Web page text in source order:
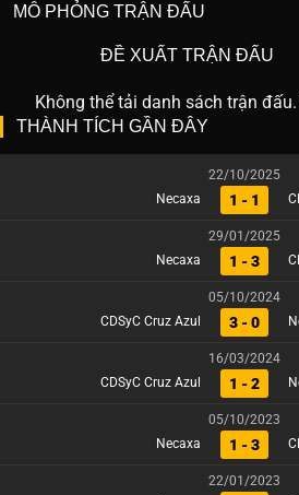
MÔ PHỎNG TRẬN ĐẤU
ĐỀ XUẤT TRẬN ĐẤU
Không thể tải danh sách trận
THÀNH TÍCH GẦN ĐÂY
22/10/2025
Necaxa
1 - 1
29/01/2025
Necaxa
1 - 3
05/10/2024
CDSyC Cruz Azul
3 - 0
16/03/2024
CDSyC Cruz Azul
1 - 2
05/10/2023
Necaxa
1 - 3
22/01/2023